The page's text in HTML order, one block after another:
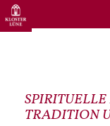
TRADITION